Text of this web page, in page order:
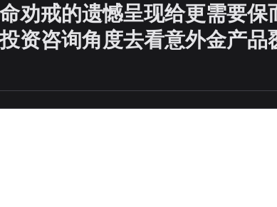
劝戒的遗憾呈现给更需要保
咨询角度去看意外金产品